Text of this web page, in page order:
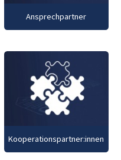
Ansprechpartner
Kooperationspartner:innen